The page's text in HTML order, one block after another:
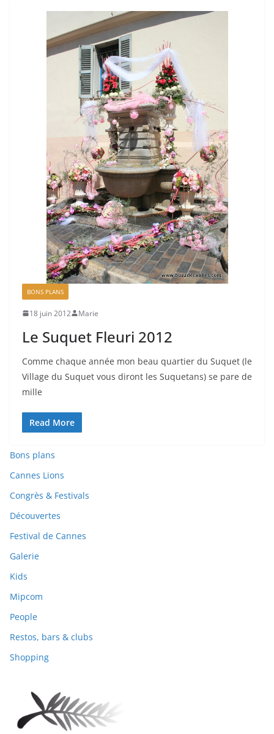
BONS PLANS
18 juin 2012 Marie
Le Suquet Fleuri 2012
Comme chaque année mon beau quartier du Suquet (le
Village du Suquet vous diront les Suquetans) se pare de
mille
Read More
Bons plans
Cannes Lions
Congrès & Festivals
Découvertes
Festival de Cannes
Galerie
Kids
Mipcom
People
Restos, bars & clubs
Shopping